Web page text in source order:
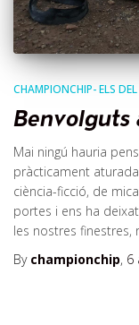
CHAMPIONCHIP- ELS
Benvolguts
Mai ningú hauria
pràcticament
ciència-ficció, de
portes i ens ha
les nostres
By championchip, 6